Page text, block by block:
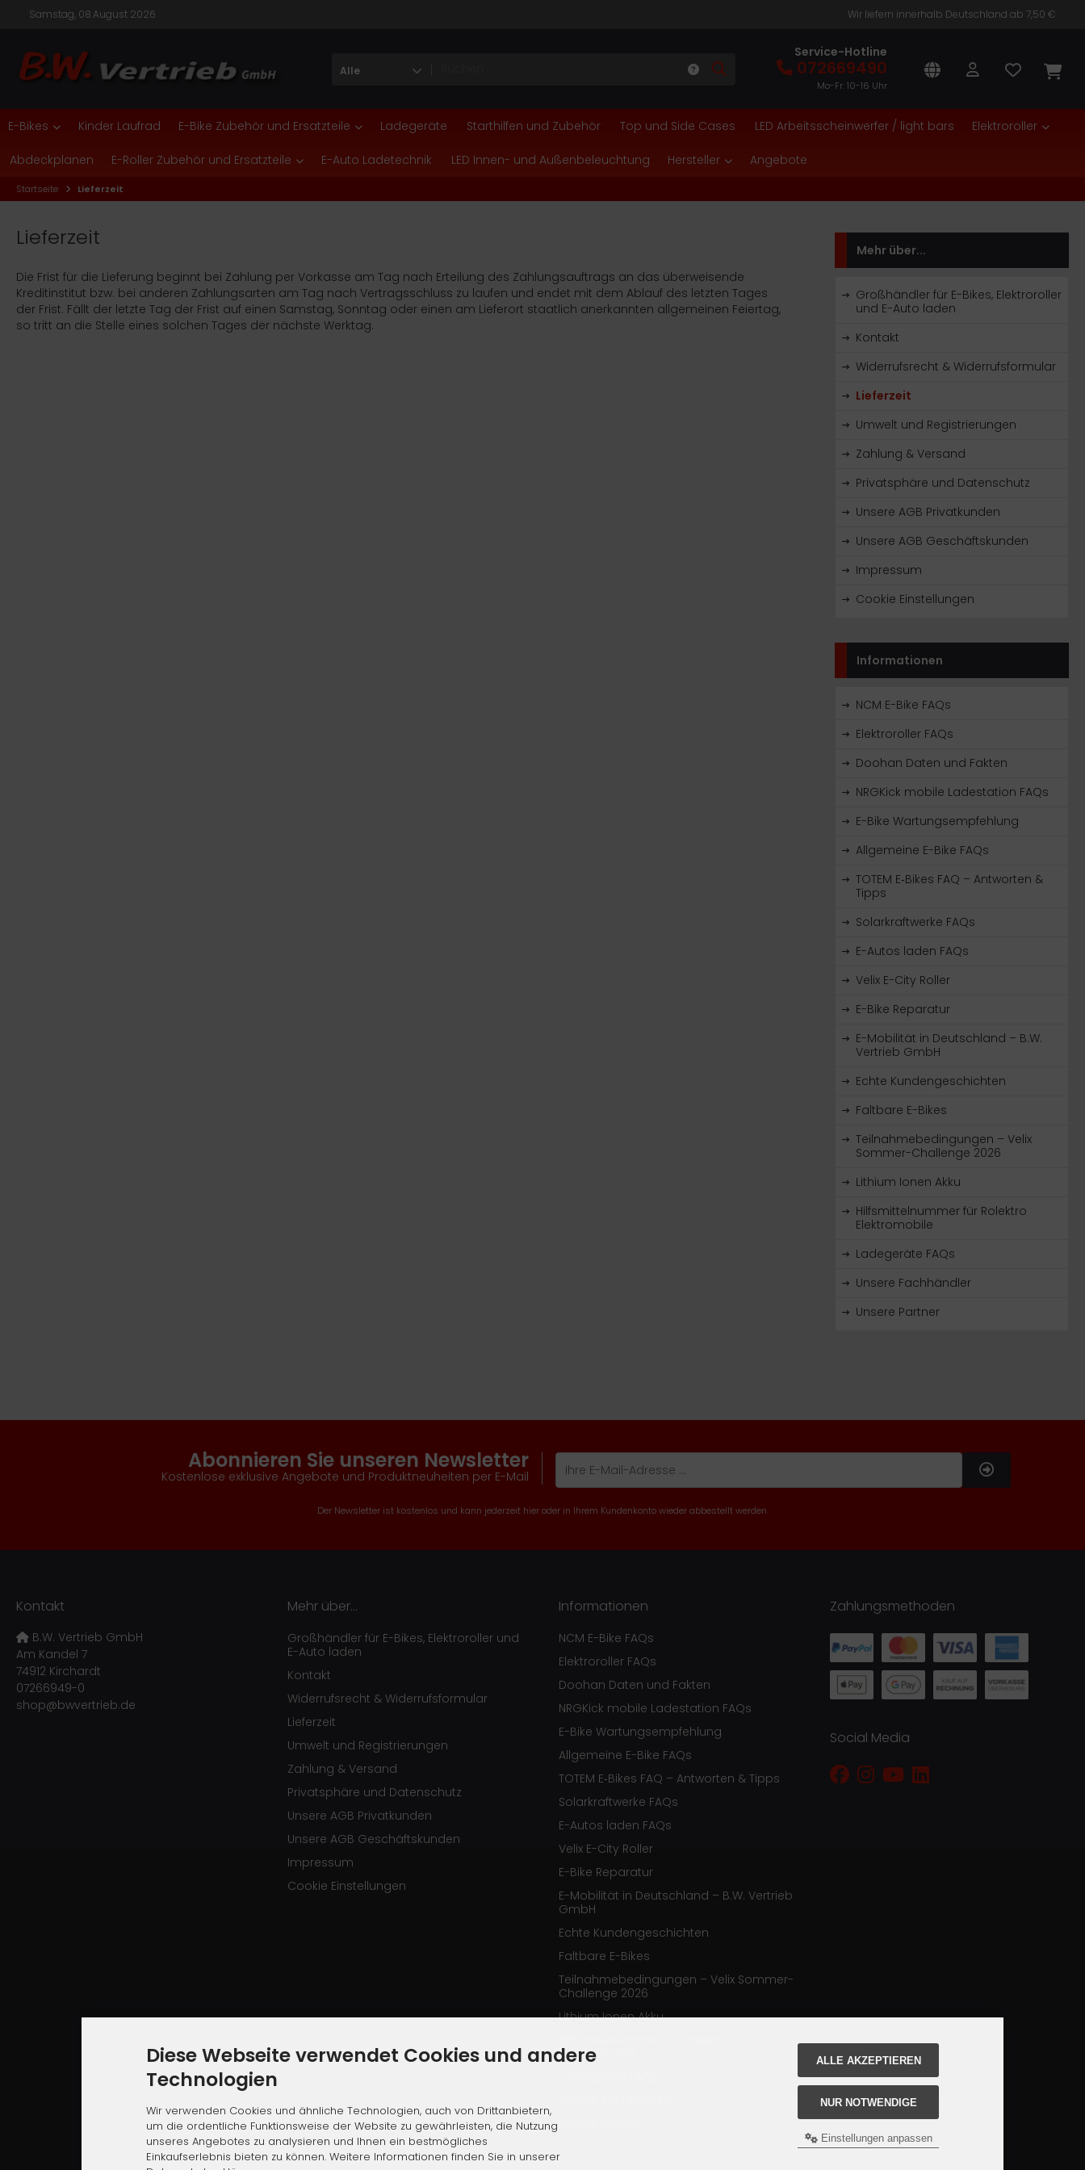
Samstag, 08.August 2026 Wir liefern innerhalb Deutschland ab 7,50 €
Alle
Service-Hotline
072669490
Mo-Fr: 10-16 Uhr
E-Bikes Kinder Laufrad E-Bike Zubehör und Ersatzteile Ladegeräte Starthilfen und Zubehör Top und Side Cases LED Arbeitsscheinwerfer / light bars Elektroroller
Abdeckplanen E-Roller Zubehör und Ersatzteile E-Auto Ladetechnik LED Innen- und Außenbeleuchtung Hersteller Angebote
Startseite Lieferzeit
Lieferzeit
Die Frist für die Lieferung beginnt bei Zahlung per Vorkasse am Tag nach Erteilung des Zahlungsauftrags an das überweisende
Kreditinstitut bzw. bei anderen Zahlungsarten am Tag nach Vertragsschluss zu laufen und endet mit dem Ablauf des letzten Tages
der Frist. Fällt der letzte Tag der Frist auf einen Samstag, Sonntag oder einen am Lieferort staatlich anerkannten allgemeinen Feiertag,
so tritt an die Stelle eines solchen Tages der nächste Werktag.
Mehr über...
Großhändler für E-Bikes, Elektroroller
und E-Auto laden
Kontakt
Widerrufsrecht & Widerrufsformular
Lieferzeit
Umwelt und Registrierungen
Zahlung & Versand
Privatsphäre und Datenschutz
Unsere AGB Privatkunden
Unsere AGB Geschäftskunden
Impressum
Cookie Einstellungen
Informationen
NCM E-Bike FAQs
Elektroroller FAQs
Doohan Daten und Fakten
NRGKick mobile Ladestation FAQs
E-Bike Wartungsempfehlung
Allgemeine E-Bike FAQs
TOTEM E‑Bikes FAQ – Antworten &
Tipps
Solarkraftwerke FAQs
E-Autos laden FAQs
Velix E-City Roller
E-Bike Reparatur
E-Mobilität in Deutschland – B.W.
Vertrieb GmbH
Echte Kundengeschichten
Faltbare E-Bikes
Teilnahmebedingungen – Velix
Sommer-Challenge 2026
Lithium Ionen Akku
Hilfsmittelnummer für Rolektro
Elektromobile
Ladegeräte FAQs
Unsere Fachhändler
Unsere Partner
Abonnieren Sie unseren Newsletter
Kostenlose exklusive Angebote und Produktneuheiten per E-Mail
Der Newsletter ist kostenlos und kann jederzeit hier oder in Ihrem Kundenkonto wieder abbestellt werden.
Kontakt
B.W. Vertrieb GmbH
Am Kandel 7
74912 Kirchardt
07266949-0
shop@bwvertrieb.de
Mehr über...
Großhändler für E-Bikes, Elektroroller und
E-Auto laden
Kontakt
Widerrufsrecht & Widerrufsformular
Lieferzeit
Umwelt und Registrierungen
Zahlung & Versand
Privatsphäre und Datenschutz
Unsere AGB Privatkunden
Unsere AGB Geschäftskunden
Impressum
Cookie Einstellungen
Informationen
NCM E-Bike FAQs
Elektroroller FAQs
Doohan Daten und Fakten
NRGKick mobile Ladestation FAQs
E-Bike Wartungsempfehlung
Allgemeine E-Bike FAQs
TOTEM E‑Bikes FAQ – Antworten & Tipps
Solarkraftwerke FAQs
E-Autos laden FAQs
Velix E-City Roller
E-Bike Reparatur
E-Mobilität in Deutschland – B.W. Vertrieb
GmbH
Echte Kundengeschichten
Faltbare E-Bikes
Teilnahmebedingungen – Velix Sommer-
Challenge 2026
Lithium Ionen Akku
Elektromobile
Zahlungsmethoden
Social Media
Diese Webseite verwendet Cookies und andere
Technologien
Wir verwenden Cookies und ähnliche Technologien, auch von Drittanbietern,
um die ordentliche Funktionsweise der Website zu gewährleisten, die Nutzung
unseres Angebotes zu analysieren und Ihnen ein bestmögliches
Einkaufserlebnis bieten zu können. Weitere Informationen finden Sie in unserer
ALLE AKZEPTIEREN
NUR NOTWENDIGE
Einstellungen anpassen
und Jugend E-Bikes
Ersatzteile
Akku und Ladegeräte
Bereifung-Mantel-Schlauch
Werkzeuge
Zubehör
One Ersatzteile
Verkleidung
Biker